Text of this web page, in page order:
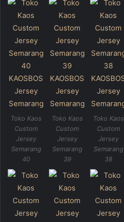
Toko Kaos
Custom
Jersey
Semarang
40
Toko Kaos
Custom
Jersey
Semarang
39
Toko Kaos
Custom
Jersey
Semarang
38